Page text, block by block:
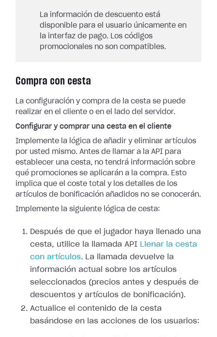
La información de descuento está
disponible para el usuario únicamente en
la interfaz de pago. Los códigos
promocionales no son compatibles.
Compra con cesta
La configuración y compra de la cesta se puede
realizar en el cliente o en el lado del servidor.
Configurar y comprar una cesta en el cliente
Implemente la lógica de añadir y eliminar artículos
por usted mismo. Antes de llamar a la API para
establecer una cesta, no tendrá información sobre
qué promociones se aplicarán a la compra. Esto
implica que el coste total y los detalles de los
artículos de bonificación añadidos no se conocerán.
Implemente la siguiente lógica de cesta:
Después de que el jugador haya llenado una
cesta, utilice la llamada API Llenar la cesta
con artículos. La llamada devuelve la
información actual sobre los artículos
seleccionados (precios antes y después de
descuentos y artículos de bonificación).
Actualice el contenido de la cesta
basándose en las acciones de los usuarios: